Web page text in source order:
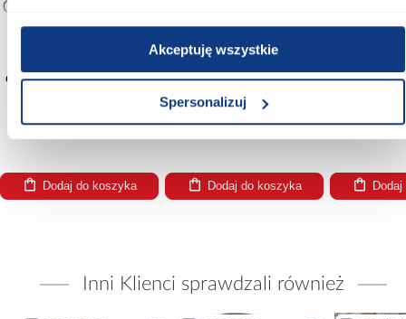
Akceptuję wszystkie
Spersonalizuj
Opiekacz do ryb 54x12,5 cm
Dodaj do koszyka
Opiekacz do grillowania
Dodaj do koszyka
Opiekacz
Inni Klienci sprawdzali również